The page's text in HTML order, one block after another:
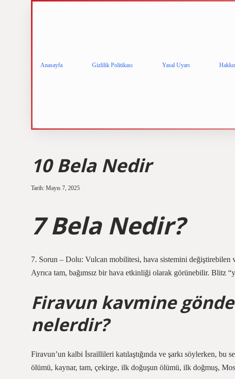
Anasayfa Gizlilik Politikası Yasal Uyarı
10 Bela Nedir
Tarih: Mayıs 7, 2025
7 Bela Nedir?
7. Sorun – Dolu: Vulcan mobilitesi, hava sistemini
Ayrıca tam, bağımsız bir hava etkinliği olarak görünebilir. Blitz
Firavun kavmine
nelerdir?
Firavun’un kalbi İsraillileri katılaştığında ve şarkı söylerken, bu
ölümü, kaynar, tam, çekirge, ilk doğuşun ölümü, ilk doğmuş,